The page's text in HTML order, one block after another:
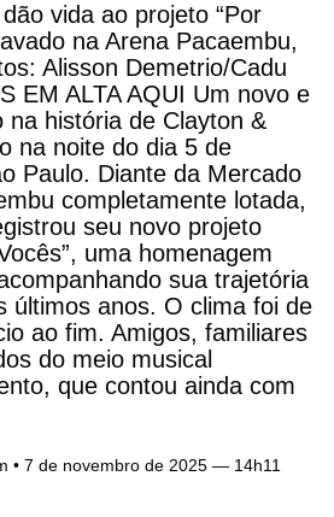
vida ao projeto “Por
na Arena Pacaembu,
Alisson Demetrio/Cadu
EM ALTA AQUI Um novo e
na história de Clayton &
na noite do dia 5 de
Paulo. Diante da Mercado
completamente lotada,
seu novo projeto
uma homenagem
sua trajetória
últimos anos. O clima foi de
ao fim. Amigos, familiares
do meio musical
que contou ainda com
• 7 de novembro de 2025 — 14h11